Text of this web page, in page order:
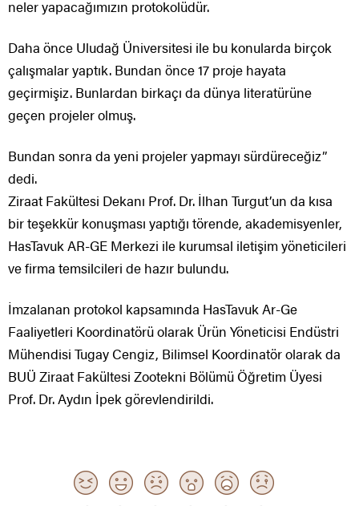
neler yapacağımızın protokolüdür.
Daha önce Uludağ Üniversitesi ile bu konularda birçok
çalışmalar yaptık. Bundan önce 17 proje hayata
geçirmişiz. Bunlardan birkaçı da dünya literatürüne
geçen projeler olmuş.
Bundan sonra da yeni projeler yapmayı sürdüreceğiz”
dedi.
Ziraat Fakültesi Dekanı Prof. Dr. İlhan Turgut’un da kısa
bir teşekkür konuşması yaptığı törende, akademisyenler,
HasTavuk AR-GE Merkezi ile kurumsal iletişim yöneticileri
ve firma temsilcileri de hazır bulundu.
İmzalanan protokol kapsamında HasTavuk Ar-Ge
Faaliyetleri Koordinatörü olarak Ürün Yöneticisi Endüstri
Mühendisi Tugay Cengiz, Bilimsel Koordinatör olarak da
BUÜ Ziraat Fakültesi Zootekni Bölümü Öğretim Üyesi
Prof. Dr. Aydın İpek görevlendirildi.